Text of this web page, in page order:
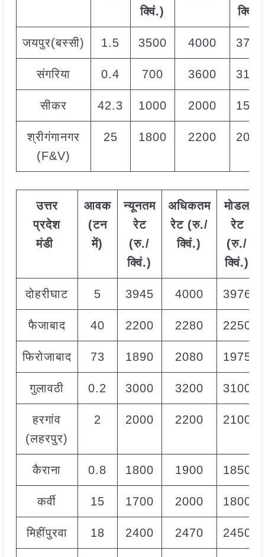
क्विं.)
क्विं
जयपुर(बस्सी) 1.5 3500 4000 3750
संगरिया 0.4 700 3600 3100
सीकर 42.3 1000 2000 1500
श्रीगंगानगर
(F&V)
25 1800 2200 2000
उत्तर
प्रदेश
मंडी
आवक
(टन
में)
न्यूनतम
रेट
(रु./
क्विं.)
अधिकतम
रेट(रु./
क्विं.)
मोडल
रेट
(रु./
क्विं.)
दोहरीघाट 5 3945 4000 3976
फैजाबाद 40 2200 2280 2250
फिरोजाबाद 73 1890 2080 1975
गुलावठी 0.2 3000 3200 3100
हरगांव
(लहरपुर)
2 2000 2200 2100
कैराना 0.8 1800 1900 1850
कर्वी 15 1700 2000 1800
मिहींपुरवा 18 2400 2470 2450